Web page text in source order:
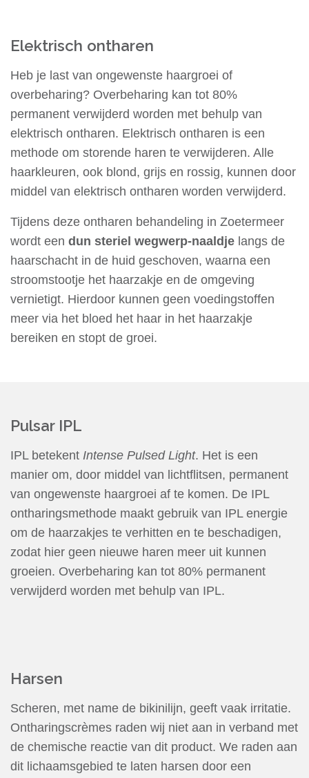
Elektrisch ontharen
Heb je last van ongewenste haargroei of
overbeharing? Overbeharing kan tot 80%
permanent verwijderd worden met behulp van
elektrisch ontharen. Elektrisch ontharen is een
methode om storende haren te verwijderen. Alle
haarkleuren, ook blond, grijs en rossig, kunnen door
middel van elektrisch ontharen worden verwijderd.
Tijdens deze ontharen behandeling in Zoetermeer
wordt een dun steriel wegwerp-naaldje langs de
haarschacht in de huid geschoven, waarna een
stroomstootje het haarzakje en de omgeving
vernietigt. Hierdoor kunnen geen voedingstoffen
meer via het bloed het haar in het haarzakje
bereiken en stopt de groei.
Pulsar IPL
IPL betekent Intense Pulsed Light. Het is een
manier om, door middel van lichtflitsen, permanent
van ongewenste haargroei af te komen. De IPL
ontharingsmethode maakt gebruik van IPL energie
om de haarzakjes te verhitten en te beschadigen,
zodat hier geen nieuwe haren meer uit kunnen
groeien. Overbeharing kan tot 80% permanent
verwijderd worden met behulp van IPL.
Harsen
Scheren, met name de bikinilijn, geeft vaak irritatie.
Ontharingscrèmes raden wij niet aan in verband met
de chemische reactie van dit product. We raden aan
dit lichaamsgebied te laten harsen door een